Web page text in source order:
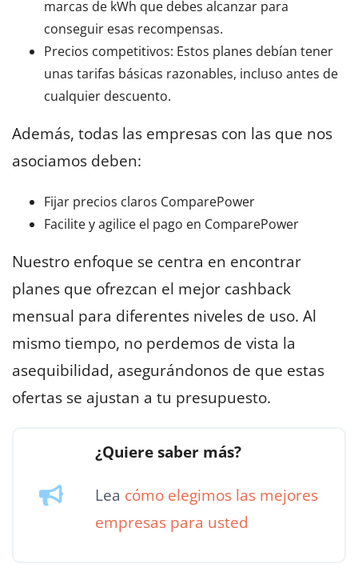
marcas de kWh que debes alcanzar para
conseguir esas recompensas.
Precios competitivos: Estos planes debían tener
unas tarifas básicas razonables, incluso antes de
cualquier descuento.
Además, todas las empresas con las que nos
asociamos deben:
Fijar precios claros ComparePower
Facilite y agilice el pago en ComparePower
Nuestro enfoque se centra en encontrar
planes que ofrezcan el mejor cashback
mensual para diferentes niveles de uso. Al
mismo tiempo, no perdemos de vista la
asequibilidad, asegurándonos de que estas
ofertas se ajustan a tu presupuesto.
¿Quiere saber más?
Lea cómo elegimos las mejores
empresas para usted